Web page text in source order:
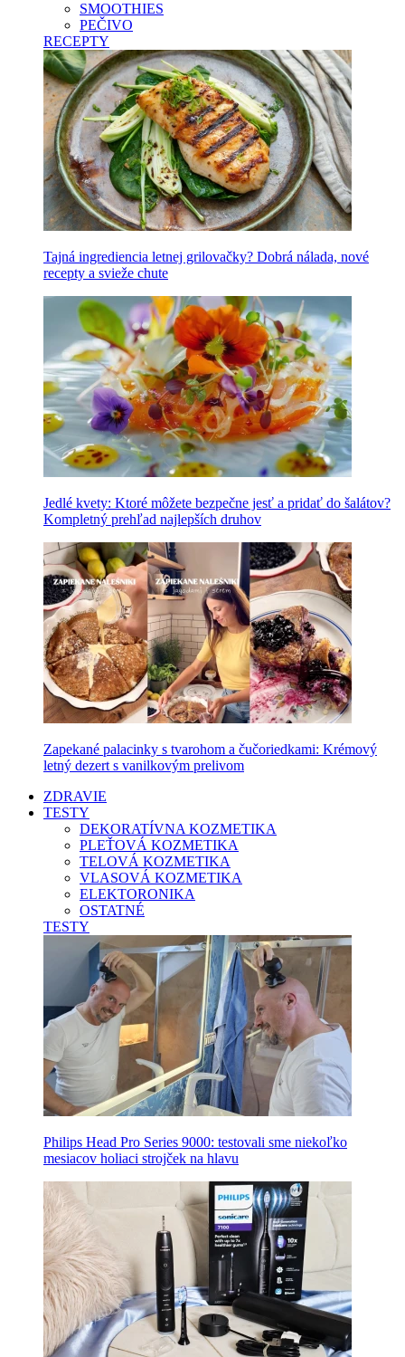
SMOOTHIES
PEČIVO
RECEPTY
Tajná ingrediencia letnej grilovačky? Dobrá nálada, nové
recepty a svieže chute
Jedlé kvety: Ktoré môžete bezpečne jesť a pridať do šalátov?
Kompletný prehľad najlepších druhov
Zapekané palacinky s tvarohom a čučoriedkami: Krémový
letný dezert s vanilkovým prelivom
ZDRAVIE
TESTY
DEKORATÍVNA KOZMETIKA
PLEŤOVÁ KOZMETIKA
TELOVÁ KOZMETIKA
VLASOVÁ KOZMETIKA
ELEKTORONIKA
OSTATNÉ
TESTY
Philips Head Pro Series 9000: testovali sme niekoľko
mesiacov holiaci strojček na hlavu